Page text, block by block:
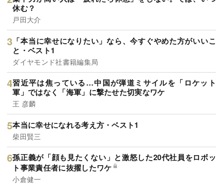
休む？
戸田大介
「本当に幸せになりたい」なら、今すぐやめた方がいいこ
と・ベスト1
ダイヤモンド社書籍編集局
習近平は焦っている…中国が弾道ミサイルを「ロケット
軍」ではなく「海軍」に撃たせた切実なワケ
王 彦麟
本当に幸せになれる考え方・ベスト1
柴田賢三
孫正義が「顔も見たくない」と激怒した20代社員をロボッ
ト事業責任者に抜擢したワケ
小倉健一